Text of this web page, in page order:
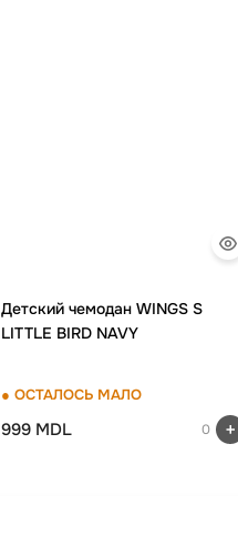
Детский чемодан WINGS S
LITTLE BIRD NAVY
● ОСТАЛОСЬ МАЛО
999 MDL 0